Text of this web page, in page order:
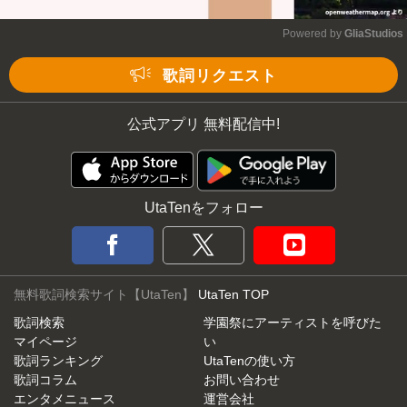
Powered by GliaStudios
歌詞リクエスト
公式アプリ 無料配信中!
UtaTenをフォロー
無料歌詞検索サイト【UtaTen】 UtaTen TOP
歌詞検索
マイページ
歌詞ランキング
歌詞コラム
エンタメニュース
学園祭にアーティストを呼びた
い
UtaTenの使い方
お問い合わせ
運営会社